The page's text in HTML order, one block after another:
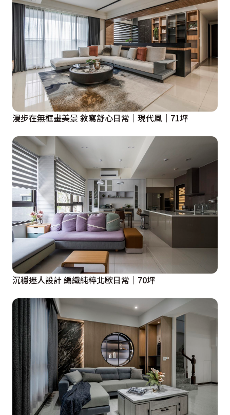
漫步在無框畫美景 敘寫舒心日常｜現代風｜71坪
沉穩迷人設計 編織純粹北歐日常｜70坪